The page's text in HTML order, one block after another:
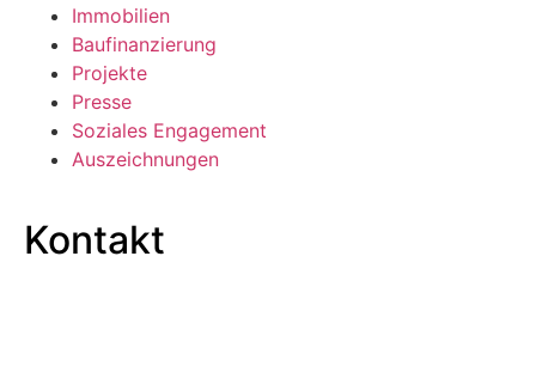
Immobilien
Baufinanzierung
Projekte
Presse
Soziales Engagement
Auszeichnungen
Kontakt